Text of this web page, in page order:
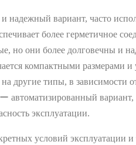
надежный вариант, часто
более герметичное
но они более долговечны и
компактными размерами
другие типы, в зависимости
ー автоматизированный
эксплуатации.
условий эксплуатации